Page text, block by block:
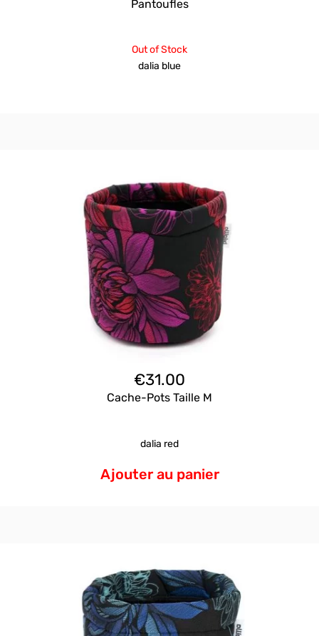
Pantoufles
Out of Stock
dalia blue
€31.00
Cache-Pots Taille M
dalia red
Ajouter au panier